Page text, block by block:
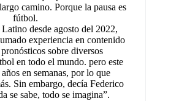
camino. Porque la pausa es
fútbol.
desde agosto del 2022,
experiencia en contenido
sobre diversos
en todo el mundo. pero este
en semanas, por lo que
Sin embargo, decía Federico
se sabe, todo se imagina”.